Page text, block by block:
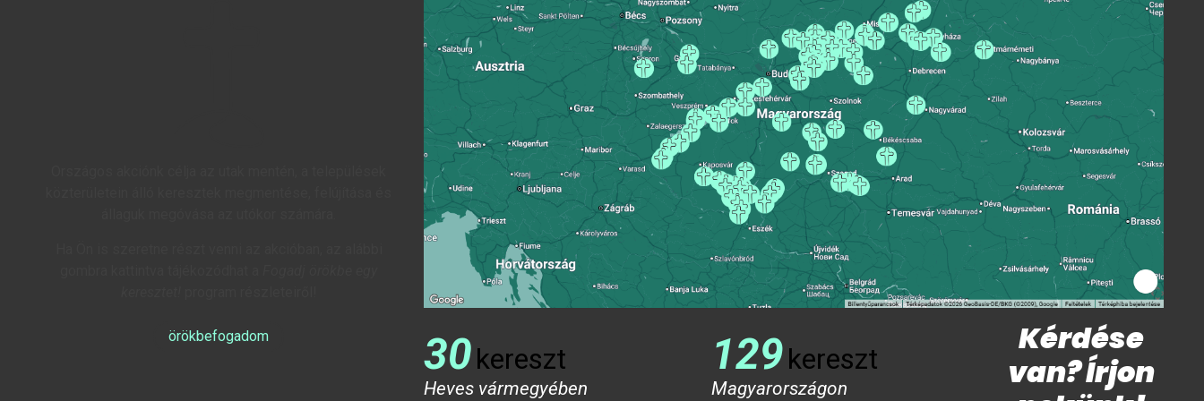
örökbefogadom 30kereszt
Heves vármegyében
129kereszt
Magyarországon
Kérdése
van? Írjon